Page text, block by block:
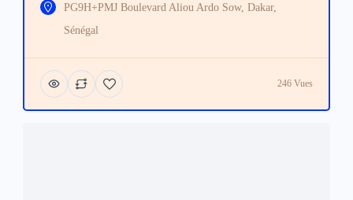
PG9H+PMJ Boulevard Aliou Ardo Sow, Dakar,
Sénégal
246 Vues